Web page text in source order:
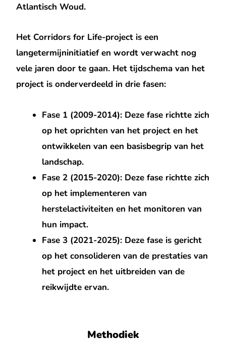
Atlantisch Woud.
Het Corridors for Life-project is een
langetermijninitiatief en wordt verwacht nog
vele jaren door te gaan. Het tijdschema van het
project is onderverdeeld in drie fasen:
Fase 1 (2009-2014): Deze fase richtte zich
op het oprichten van het project en het
ontwikkelen van een basisbegrip van het
landschap.
Fase 2 (2015-2020): Deze fase richtte zich
op het implementeren van
herstelactiviteiten en het monitoren van
hun impact.
Fase 3 (2021-2025): Deze fase is gericht
op het consolideren van de prestaties van
het project en het uitbreiden van de
reikwijdte ervan.
Methodiek